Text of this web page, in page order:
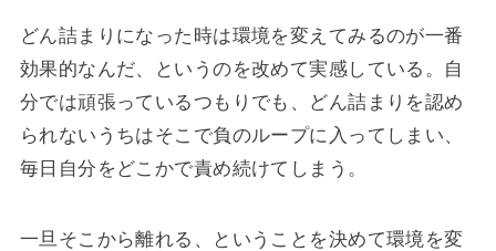
どん詰まりになった時は環境を変えてみるのが一番
効果的なんだ、というのを改めて実感している。自
分では頑張っているつもりでも、どん詰まりを認め
られないうちはそこで負のループに入ってしまい、
毎日自分をどこかで責め続けてしまう。
一旦そこから離れる、ということを決めて環境を変